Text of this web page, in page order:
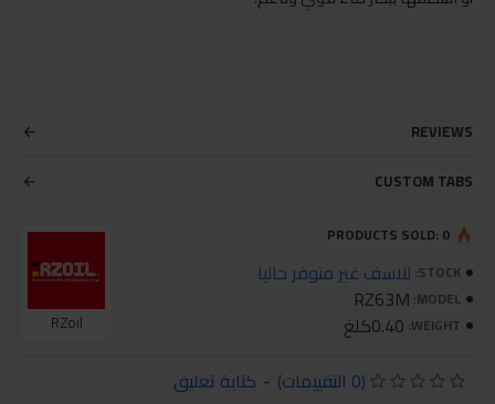
REVIEWS
CUSTOM TABS
STOCK: للاسف غير متوفر حاليا
MODEL:
RZ63M
WEIGHT: 0.40كلغ RZoil
PRODUCTS SOLD: 0
(0 التقييمات) - كتابة تعليق